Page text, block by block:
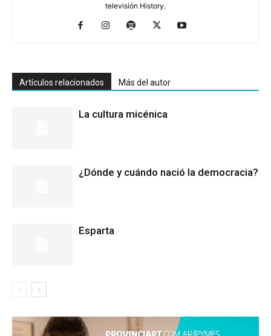
televisión History.
Artículos relacionados Más del autor
La cultura micénica
¿Dónde y cuándo nació la democracia?
Esparta